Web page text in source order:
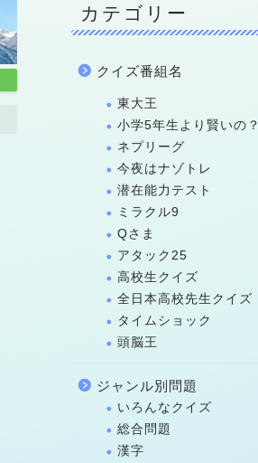
カテゴリー
クイズ番組名
東大王
小学5年生より賢いの？
ネプリーグ
今夜はナゾトレ
潜在能力テスト
ミラクル9
Qさま
アタック25
高校生クイズ
全日本高校先生クイズ
タイムショック
頭脳王
ジャンル別問題
いろんなクイズ
総合問題
漢字